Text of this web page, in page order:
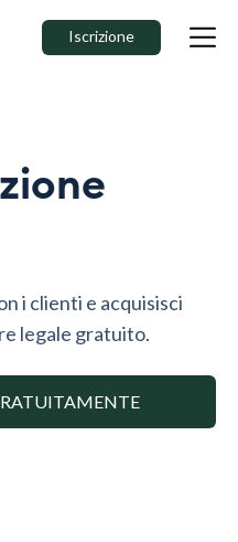
Iscrizione
i clienti e acquisisci
legale gratuito.